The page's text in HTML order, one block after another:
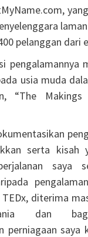
pelanggan dari
pengalamannya
usia muda
“The
serta kisah
saya
TEDx, diterima
dan
perniagaan saya